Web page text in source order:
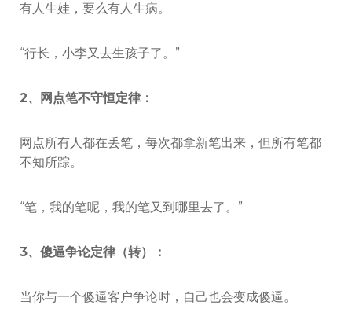
有人生娃，要么有人生病。
“行长，小李又去生孩子了。”
2、网点笔不守恒定律：
网点所有人都在丢笔，每次都拿新笔出来，但所有笔都
不知所踪。
“笔，我的笔呢，我的笔又到哪里去了。”
3、傻逼争论定律（转）：
当你与一个傻逼客户争论时，自己也会变成傻逼。